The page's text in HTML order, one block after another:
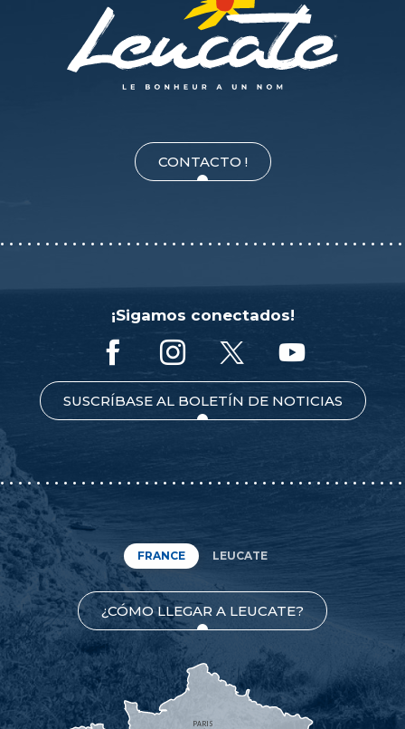
CONTACTO !
¡Sigamos conectados!
SUSCRÍBASE AL BOLETÍN DE NOTICIAS
FRANCE LEUCATE
¿CÓMO LLEGAR A LEUCATE?
PARIS